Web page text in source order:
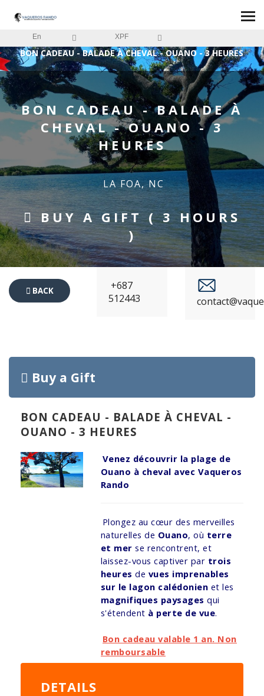
En XPF
HOME
BON CADEAU - BALADE À CHEVAL - OUANO - 3 HEURES
BON CADEAU - BALADE À
CHEVAL - OUANO - 3
HEURES
LA FOA, NC
BUY A GIFT ( 3 HOURS
)
BACK
+687
512443
Buy a Gift
BON CADEAU - BALADE À CHEVAL -
OUANO - 3 HEURES
Venez découvrir la plage de
Ouano à cheval avec Vaqueros
Rando
Plongez au cœur des merveilles
naturelles de Ouano, où terre
et merse rencontrent, et
laissez-vous captiver par trois
heures de vues imprenables
sur le lagon calédonien et les
magnifiques paysages qui
s'étendent à perte de vue.
Bon cadeau valable 1 an. Non
remboursable
DETAILS